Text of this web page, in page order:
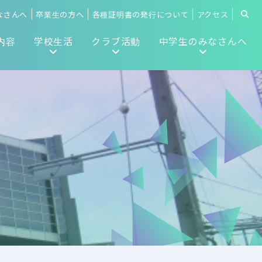
容 学校生活 クラブ活動 中学生のみなさんへ
さんへ 卒業生の方へ 各種証明書の発行について アクセス